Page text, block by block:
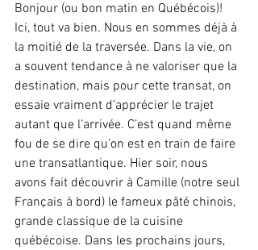
Bonjour (ou bon matin en Québécois)!
Ici, tout va bien. Nous en sommes déjà à
la moitié de la traversée. Dans la vie, on
a souvent tendance à ne valoriser que la
destination, mais pour cette transat, on
essaie vraiment d’apprécier le trajet
autant que l’arrivée. C’est quand même
fou de se dire qu’on est en train de faire
une transatlantique. Hier soir, nous
avons fait découvrir à Camille (notre seul
Français à bord) le fameux pâté chinois,
grande classique de la cuisine
québécoise. Dans les prochains jours,